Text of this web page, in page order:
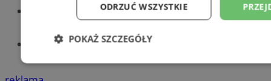
Wiadomości lokalne
Tworzenie stron www - Wodzisław
ODRZUĆ WSZYSTKIE
POKAŻ SZCZEGÓŁY
Niezbędne Wydajność